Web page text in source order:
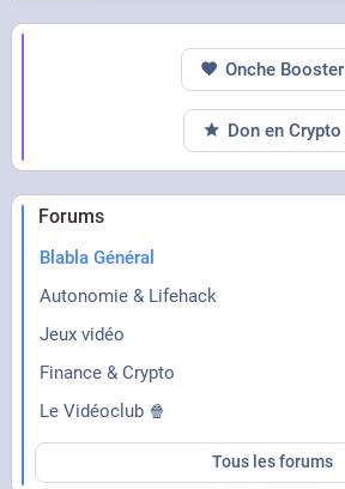
Forums
Blabla Général
Autonomie & Lifehack
Jeux vidéo
Finance & Crypto
Le Vidéoclub 🍿
Tous les forums
Onche Booster
Don en Crypto